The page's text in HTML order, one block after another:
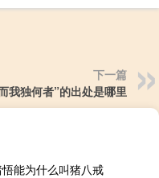
下一篇
我独何者”的出处是哪里
能为什么叫猪八戒